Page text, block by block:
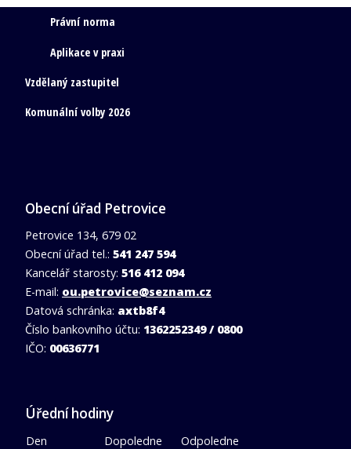
Právní norma
Aplikace v praxi
Vzdělaný zastupitel
Komunální volby 2026
Obecní úřad Petrovice
Petrovice 134, 679 02
Obecní úřad tel.: 541 247 594
Kancelář starosty: 516 412 094
E-mail: ou.petrovice@seznam.cz
Datová schránka: axtb8f4
Číslo bankovního účtu: 1362252349 / 0800
IČO: 00636771
Úřední hodiny
Den Dopoledne
Odpoledne